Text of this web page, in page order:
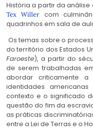
História a partir da
Tex Willer com
quadrinhos em sala de
Os temas sobre o
do território dos Estados
Faroeste), a partir do
de serem trabalhadas
abordar criticamente a
identidades
contexto e o significado
questão do fim da
as práticas
entre a Lei de Terras e o